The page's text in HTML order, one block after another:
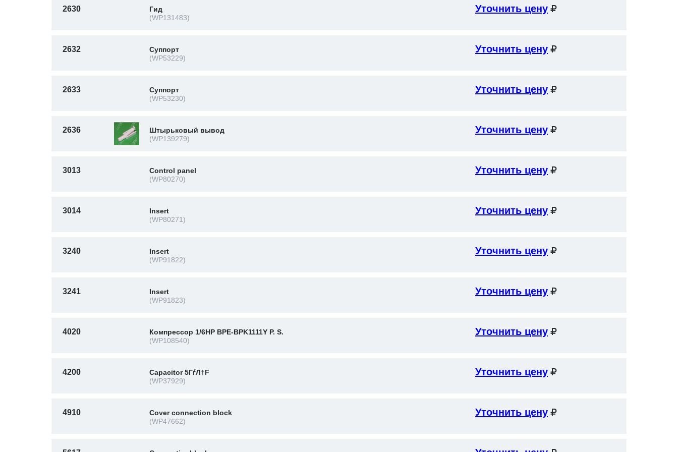
2630
Гид
(WP131483)
Уточнить цену
2632
Суппорт
(WP53229)
Уточнить цену
2633
Суппорт
(WP53230)
Уточнить цену
2636
Штырьковый вывод
(WP139279)
Уточнить цену
3013
Control panel
(WP80270)
Уточнить цену
3014
Insert
(WP80271)
Уточнить цену
3240
Insert
(WP91822)
Уточнить цену
3241
Insert
(WP91823)
Уточнить цену
4020
Компрессор 1/6HP BPE-BPK1111Y P. S.
(WP108540)
Уточнить цену
4200
Capacitor 5ГѓЛ†F
(WP37929)
Уточнить цену
4910
Cover connection block
(WP47662)
Уточнить цену